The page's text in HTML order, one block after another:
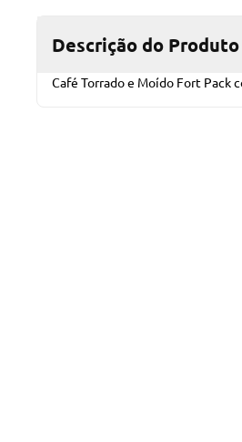
Descrição do Produto
Café Torrado e Moído Fort Pack